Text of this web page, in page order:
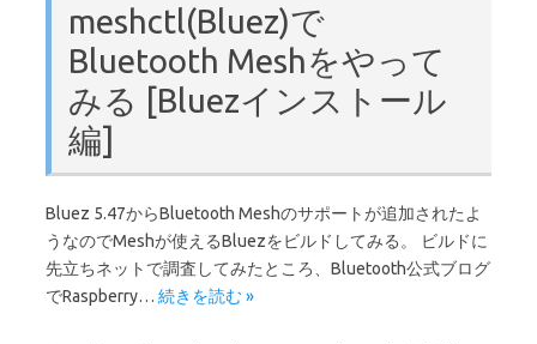
meshctl(Bluez)で
Bluetooth Meshをやって
みる [Bluezインストール
編]
Bluez 5.47からBluetooth Meshのサポートが追加されたよ
うなのでMeshが使えるBluezをビルドしてみる。 ビルドに
先立ちネットで調査してみたところ、Bluetooth公式ブログ
でRaspberry… 続きを読む »